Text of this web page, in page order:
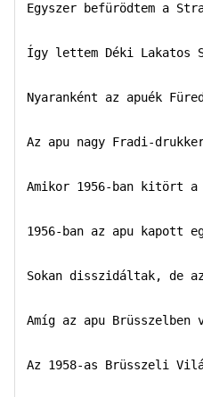
Egyszer befürödtem a
Így lettem Déki Lakatos
Nyaranként az apuék
Az apu nagy Fradi-
Amikor 1956-ban kitört
1956-ban az apu kapott
Sokan disszidáltak, de
Amíg az apu
Az 1958-as Brüsszeli